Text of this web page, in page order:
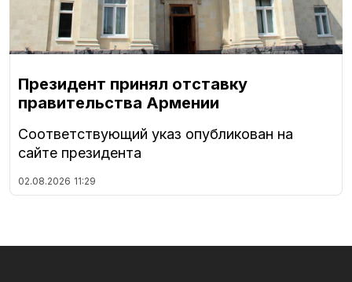
Президент принял отставку
правительства Армении
Соответствующий указ опубликован на
сайте президента
02.08.2026 11:29